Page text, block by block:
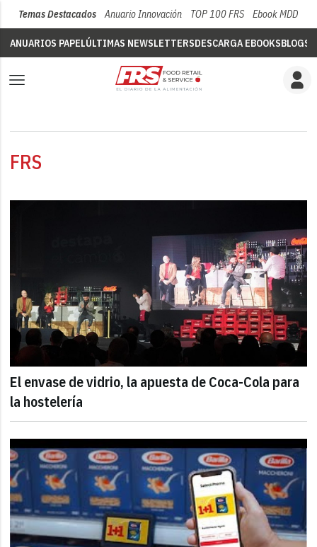
Temas Destacados Anuario Innovación TOP 100 FRS Ebook MDD
ANUARIOS PAPELÚLTIMAS NEWSLETTERSDESCARGA EBOOKSBLOGS
FRS
El envase de vidrio, la apuesta de Coca-Cola para
la hostelería